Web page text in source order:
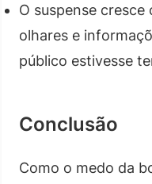
O suspense
olhares e
público estivesse
Conclusão
Como o medo da